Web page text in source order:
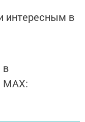
интересным в
в
MАХ: